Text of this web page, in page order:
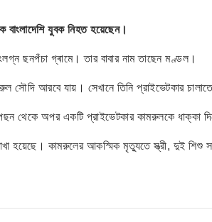
যুবক নিহত হয়েছেন।
ছনপঁচা গ্ৰামে। তার বাবার নাম তাছেন মণ্ডল।
সৌদি আরবে যায়। সেখানে তিনি প্রাইভেটকার
থেকে অপর একটি প্রাইভেটকার কামরুলকে ধাক্কা
হয়েছে। কামরুলের আকস্মিক মৃত্যুতে স্ত্রী, দুই শিশু